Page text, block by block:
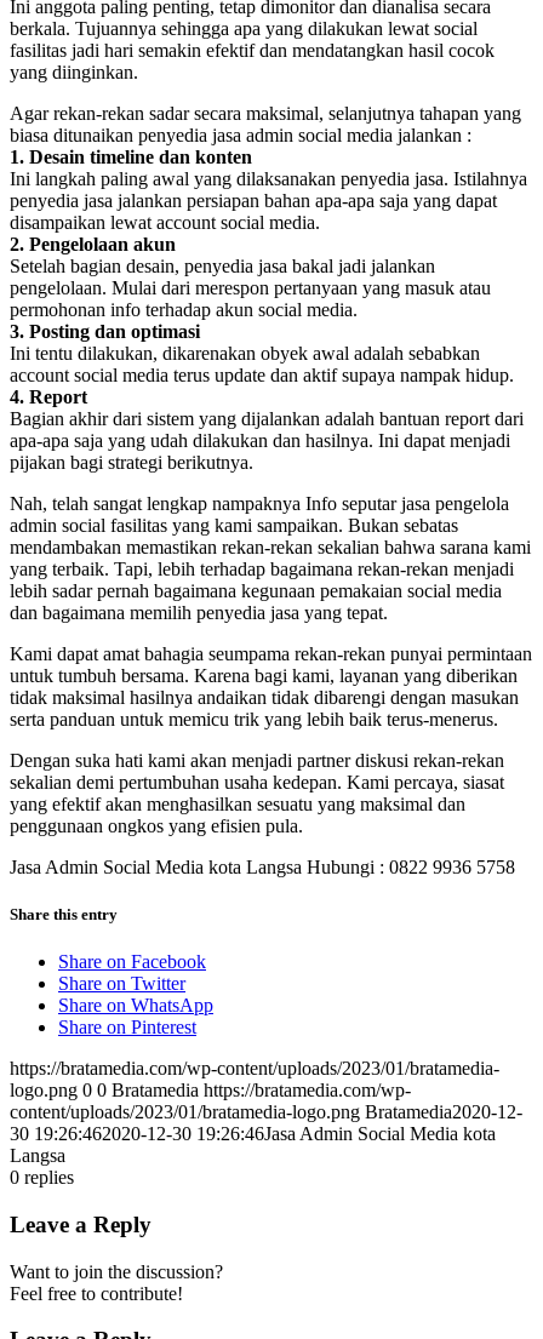
Ini anggota paling penting, tetap dimonitor dan dianalisa secara
berkala. Tujuannya sehingga apa yang dilakukan lewat social
fasilitas jadi hari semakin efektif dan mendatangkan hasil cocok
yang diinginkan.
Agar rekan-rekan sadar secara maksimal, selanjutnya tahapan yang
biasa ditunaikan penyedia jasa admin social media jalankan :
1. Desain timeline dan konten
Ini langkah paling awal yang dilaksanakan penyedia jasa. Istilahnya
penyedia jasa jalankan persiapan bahan apa-apa saja yang dapat
disampaikan lewat account social media.
2. Pengelolaan akun
Setelah bagian desain, penyedia jasa bakal jadi jalankan
pengelolaan. Mulai dari merespon pertanyaan yang masuk atau
permohonan info terhadap akun social media.
3. Posting dan optimasi
Ini tentu dilakukan, dikarenakan obyek awal adalah sebabkan
account social media terus update dan aktif supaya nampak hidup.
4. Report
Bagian akhir dari sistem yang dijalankan adalah bantuan report dari
apa-apa saja yang udah dilakukan dan hasilnya. Ini dapat menjadi
pijakan bagi strategi berikutnya.
Nah, telah sangat lengkap nampaknya Info seputar jasa pengelola
admin social fasilitas yang kami sampaikan. Bukan sebatas
mendambakan memastikan rekan-rekan sekalian bahwa sarana kami
yang terbaik. Tapi, lebih terhadap bagaimana rekan-rekan menjadi
lebih sadar pernah bagaimana kegunaan pemakaian social media
dan bagaimana memilih penyedia jasa yang tepat.
Kami dapat amat bahagia seumpama rekan-rekan punyai permintaan
untuk tumbuh bersama. Karena bagi kami, layanan yang diberikan
tidak maksimal hasilnya andaikan tidak dibarengi dengan masukan
serta panduan untuk memicu trik yang lebih baik terus-menerus.
Dengan suka hati kami akan menjadi partner diskusi rekan-rekan
sekalian demi pertumbuhan usaha kedepan. Kami percaya, siasat
yang efektif akan menghasilkan sesuatu yang maksimal dan
penggunaan ongkos yang efisien pula.
Jasa Admin Social Media kota Langsa Hubungi : 0822 9936 5758
Share this entry
Share on Facebook
Share on Twitter
Share on WhatsApp
Share on Pinterest
https://bratamedia.com/wp-content/uploads/2023/01/bratamedia-
logo.png 0 0 Bratamedia https://bratamedia.com/wp-
content/uploads/2023/01/bratamedia-logo.png Bratamedia2020-12-
30 19:26:462020-12-30 19:26:46Jasa Admin Social Media kota
Langsa
0 replies
Leave a Reply
Want to join the discussion?
Feel free to contribute!